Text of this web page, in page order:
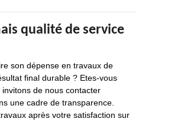
qualité de service
son dépense en travaux de
final durable ? Etes-vous
de nous contacter
une cadre de transparence.
après votre satisfaction sur